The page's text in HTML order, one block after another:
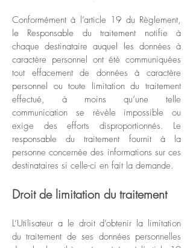
Conformément à l’article 19 du Règlement,
le Responsable du traitement notifie à
chaque destinataire auquel les données à
caractère personnel ont été communiquées
tout effacement de données à caractère
personnel ou toute limitation du traitement
effectué, à moins qu’une telle
communication se révèle impossible ou
exige des efforts disproportionnés. Le
responsable du traitement fournit à la
personne concernée des informations sur ces
destinataires si celle-ci en fait la demande.
Droit de limitation du traitement
L’Utilisateur a le droit d’obtenir la limitation
du traitement de ses données personnelles